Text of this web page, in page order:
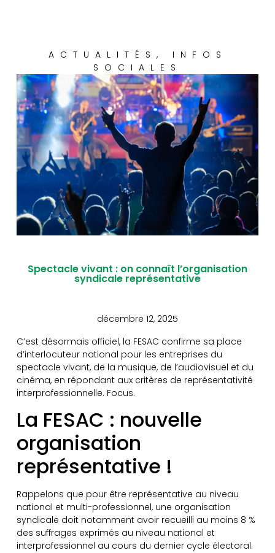
ACTUALITÉS , INFOS
SOCIALES
Spectacle vivant : on connaît l’organisation
syndicale représentative
décembre 12, 2025
C’est désormais officiel, la FESAC confirme sa place
d’interlocuteur national pour les entreprises du
spectacle vivant, de la musique, de l’audiovisuel et du
cinéma, en répondant aux critères de représentativité
interprofessionnelle. Focus.
La FESAC : nouvelle
organisation
représentative !
Rappelons que pour être représentative au niveau
national et multi-professionnel, une organisation
syndicale doit notamment avoir recueilli au moins 8 %
des suffrages exprimés au niveau national et
interprofessionnel au cours du dernier cycle électoral.